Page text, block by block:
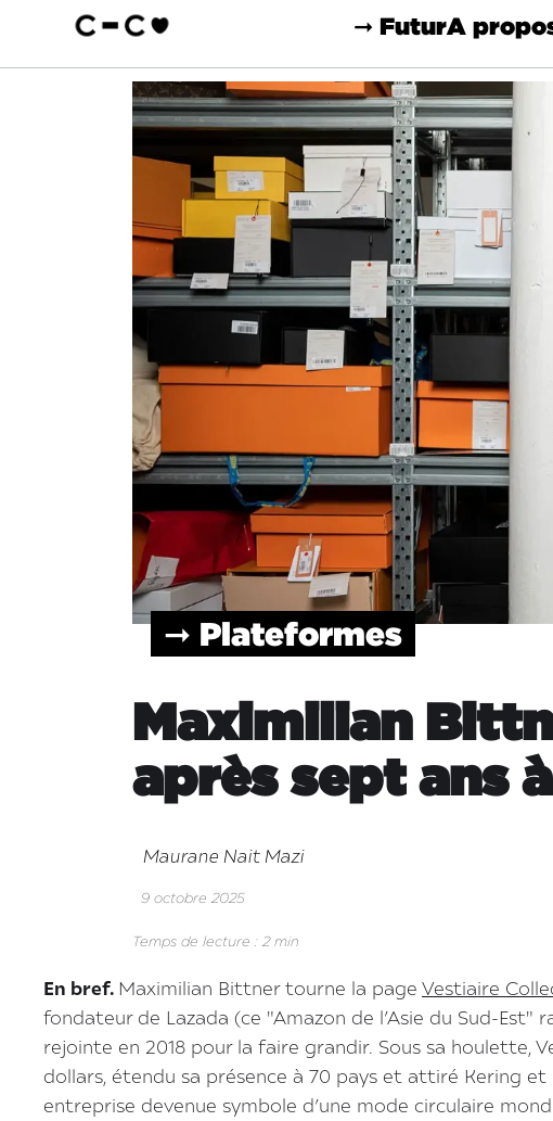
➞ FuturA
➞ Plateformes
Maximilian
après sept ans
Maurane Nait Mazi
9 octobre 2025
Temps de lecture : 2 min
En bref. Maximilian Bittner tourne la page Vestiaire
fondateur de Lazada (ce "Amazon de l’Asie du Sud-Est"
rejointe en 2018 pour la faire grandir. Sous sa houlette,
dollars, étendu sa présence à 70 pays et attiré Kering
entreprise devenue symbole d’une mode circulaire